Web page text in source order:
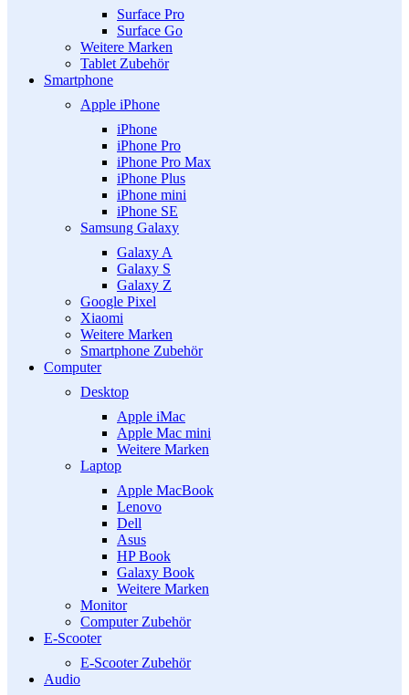
Surface Pro
Surface Go
Weitere Marken
Tablet Zubehör
Smartphone
Apple iPhone
iPhone
iPhone Pro
iPhone Pro Max
iPhone Plus
iPhone mini
iPhone SE
Samsung Galaxy
Galaxy A
Galaxy S
Galaxy Z
Google Pixel
Xiaomi
Weitere Marken
Smartphone Zubehör
Computer
Desktop
Apple iMac
Apple Mac mini
Weitere Marken
Laptop
Apple MacBook
Lenovo
Dell
Asus
HP Book
Galaxy Book
Weitere Marken
Monitor
Computer Zubehör
E-Scooter
E-Scooter Zubehör
Audio